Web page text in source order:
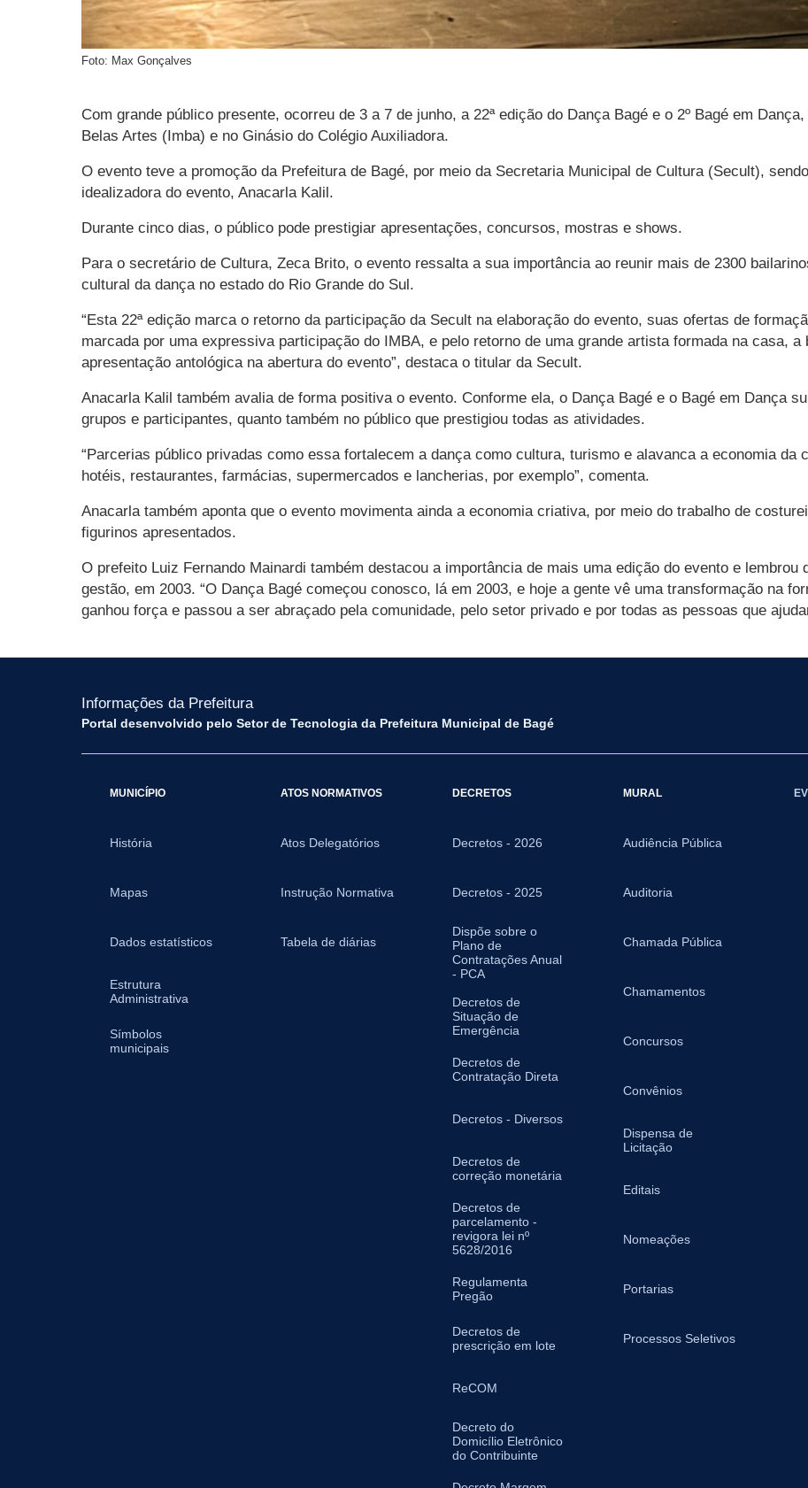
Foto: Max Gonçalves
Com grande público presente, ocorreu de 3 a 7 de junho, a 22ª edição do Dança Bagé e o 2º Bagé em
Belas Artes (Imba) e no Ginásio do Colégio Auxiliadora.
O evento teve a promoção da Prefeitura de Bagé, por meio da Secretaria Municipal de Cultura (Secult),
idealizadora do evento, Anacarla Kalil.
Durante cinco dias, o público pode prestigiar apresentações, concursos, mostras e shows.
Para o secretário de Cultura, Zeca Brito, o evento ressalta a sua importância ao reunir mais de 2300
cultural da dança no estado do Rio Grande do Sul.
“Esta 22ª edição marca o retorno da participação da Secult na elaboração do evento, suas ofertas de
marcada por uma expressiva participação do IMBA, e pelo retorno de uma grande artista formada na casa,
apresentação antológica na abertura do evento”, destaca o titular da Secult.
Anacarla Kalil também avalia de forma positiva o evento. Conforme ela, o Dança Bagé e o Bagé em Dança
grupos e participantes, quanto também no público que prestigiou todas as atividades.
“Parcerias público privadas como essa fortalecem a dança como cultura, turismo e alavanca a economia da
hotéis, restaurantes, farmácias, supermercados e lancherias, por exemplo”, comenta.
Anacarla também aponta que o evento movimenta ainda a economia criativa, por meio do trabalho de
figurinos apresentados.
O prefeito Luiz Fernando Mainardi também destacou a importância de mais uma edição do evento e lembrou
gestão, em 2003. “O Dança Bagé começou conosco, lá em 2003, e hoje a gente vê uma transformação na
ganhou força e passou a ser abraçado pela comunidade, pelo setor privado e por todas as pessoas que
Informações da Prefeitura
Portal desenvolvido pelo Setor de Tecnologia da Prefeitura Municipal de Bagé
MUNICÍPIO
História
Mapas
Dados estatísticos
Estrutura
Administrativa
Símbolos
municipais
ATOS NORMATIVOS
Atos Delegatórios
Instrução Normativa
Tabela de diárias
DECRETOS
Decretos - 2026
Decretos - 2025
Dispõe sobre o
Plano de
Contratações Anual
- PCA
Decretos de
Situação de
Emergência
Decretos de
Contratação Direta
Decretos - Diversos
Decretos de
correção monetária
Decretos de
parcelamento -
revigora lei nº
5628/2016
Regulamenta
Pregão
Decretos de
prescrição em lote
ReCOM
Decreto do
Domicílio Eletrônico
do Contribuinte
MURAL
Audiência Pública
Auditoria
Chamada Pública
Chamamentos
Concursos
Convênios
Dispensa de
Licitação
Editais
Nomeações
Portarias
Processos Seletivos